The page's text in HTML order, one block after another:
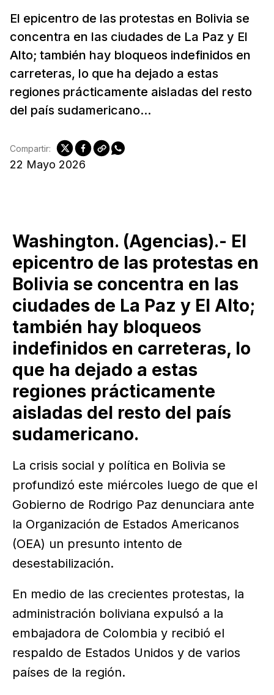
El epicentro de las protestas en Bolivia se
concentra en las ciudades de La Paz y El
Alto; también hay bloqueos indefinidos en
carreteras, lo que ha dejado a estas
regiones prácticamente aisladas del resto
del país sudamericano...
22 Mayo 2026
Compartir:
Washington. (Agencias).- El
epicentro de las protestas en
Bolivia se concentra en las
ciudades de La Paz y El Alto;
también hay bloqueos
indefinidos en carreteras, lo
que ha dejado a estas
regiones prácticamente
aisladas del resto del país
sudamericano.
La crisis social y política en Bolivia se
profundizó este miércoles luego de que el
Gobierno de Rodrigo Paz denunciara ante
la Organización de Estados Americanos
(OEA) un presunto intento de
desestabilización.
En medio de las crecientes protestas, la
administración boliviana expulsó a la
embajadora de Colombia y recibió el
respaldo de Estados Unidos y de varios
países de la región.